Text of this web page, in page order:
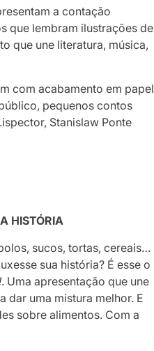
a contação
que lembram ilustrações de
que une literatura, música,
com acabamento em papel
pequenos contos
Stanislaw Ponte
HISTÓRIA
sucos, tortas, cereais…
sua história? É esse o
. Uma apresentação que une
dar uma mistura melhor. E
sobre alimentos. Com a